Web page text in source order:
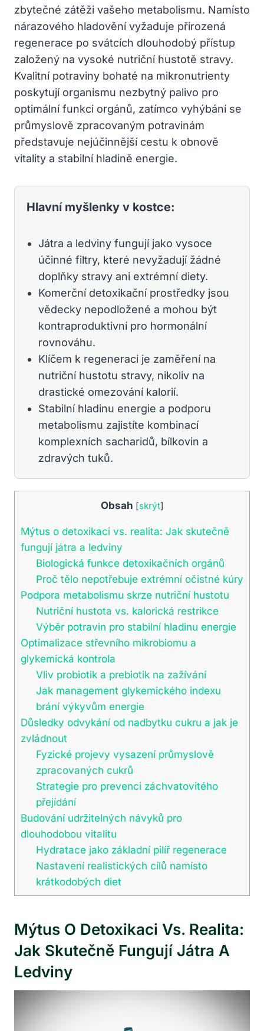
zbytečné zátěži vašeho metabolismu. Namísto
nárazového hladovění vyžaduje přirozená
regenerace po svátcích dlouhodobý přístup
založený na vysoké nutriční hustotě stravy.
Kvalitní potraviny bohaté na mikronutrienty
poskytují organismu nezbytný palivo pro
optimální funkci orgánů, zatímco vyhýbání se
průmyslově zpracovaným potravinám
představuje nejúčinnější cestu k obnově
vitality a stabilní hladině energie.
Hlavní myšlenky v kostce:
Játra a ledviny fungují jako vysoce
účinné filtry, které nevyžadují žádné
doplňky stravy ani extrémní diety.
Komerční detoxikační prostředky jsou
vědecky nepodložené a mohou být
kontraproduktivní pro hormonální
rovnováhu.
Klíčem k regeneraci je zaměření na
nutriční hustotu stravy, nikoliv na
drastické omezování kalorií.
Stabilní hladinu energie a podporu
metabolismu zajistíte kombinací
komplexních sacharidů, bílkovin a
zdravých tuků.
Obsah [skrýt]
Mýtus o detoxikaci vs. realita: Jak skutečně
fungují játra a ledviny
Biologická funkce detoxikačních orgánů
Proč tělo nepotřebuje extrémní očistné kúry
Podpora metabolismu skrze nutriční hustotu
Nutriční hustota vs. kalorická restrikce
Výběr potravin pro stabilní hladinu energie
Optimalizace střevního mikrobiomu a
glykemická kontrola
Vliv probiotik a prebiotik na zažívání
Jak management glykemického indexu
brání výkyvům energie
Důsledky odvykání od nadbytku cukru a jak je
zvládnout
Fyzické projevy vysazení průmyslově
zpracovaných cukrů
Strategie pro prevenci záchvatovitého
přejídání
Budování udržitelných návyků pro
dlouhodobou vitalitu
Hydratace jako základní pilíř regenerace
Nastavení realistických cílů namísto
krátkodobých diet
Mýtus O Detoxikaci Vs. Realita:
Jak Skutečně Fungují Játra A
Ledviny